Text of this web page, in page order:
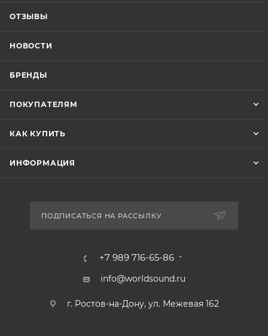
ОТЗЫВЫ
НОВОСТИ
БРЕНДЫ
ПОКУПАТЕЛЯМ
КАК КУПИТЬ
ИНФОРМАЦИЯ
ПОДПИСАТЬСЯ НА РАССЫЛКУ
+7 989 716-65-86
info@worldsound.ru
г. Ростов-на-Дону, ул. Межевая 162